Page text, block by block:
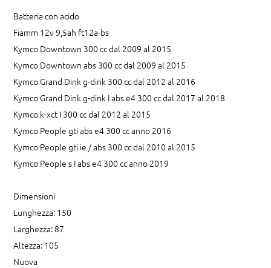
gti
quantity
Batteria con acido
Fiamm 12v 9,5ah ft12a-bs
Kymco Downtown 300 cc dal 2009 al 2015
Kymco Downtown abs 300 cc dal 2009 al 2015
Kymco Grand Dink g-dink 300 cc dal 2012 al 2016
Kymco Grand Dink g-dink I abs e4 300 cc dal 2017 al 2018
Kymco k-xct I 300 cc dal 2012 al 2015
Kymco People gti abs e4 300 cc anno 2016
Kymco People gti ie / abs 300 cc dal 2010 al 2015
Kymco People s I abs e4 300 cc anno 2019
Dimensioni
Lunghezza: 150
Larghezza: 87
Altezza: 105
Nuova